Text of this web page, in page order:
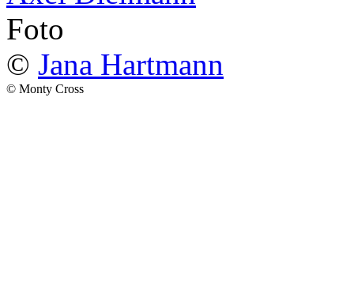
Foto
© Jana Hartmann
© Monty Cross